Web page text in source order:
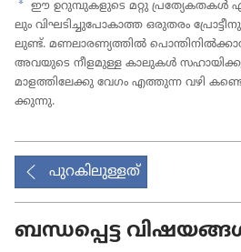
a ഈ ഉറുമ്പു​ക​ളു​ടെ മറ്റു പ്രത്യേ​ക​തകൾ
ലും വിഘടി​ച്ചു​പോ​കാത്ത ഒരുതരം
ലുണ്ട്‌. മണലാ​ര​ണ്യ​ത്തിൽ
അവയുടെ നീളമുള്ള കാലുകൾ
മാളത്തി​ലേക്കു വേഗം എത്തുന്ന വഴി
ക്കു​ന്നു.
പുറകിലുള്ളത്
ബന്ധപ്പെട്ട